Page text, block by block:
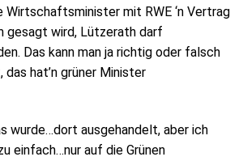
mit RWE ‘n Vertrag
gesagt wird, Lützerath darf
Das kann man ja richtig oder falsch
hat’n grüner Minister
wurde…dort ausgehandelt, aber ich
einfach…nur auf die Grünen